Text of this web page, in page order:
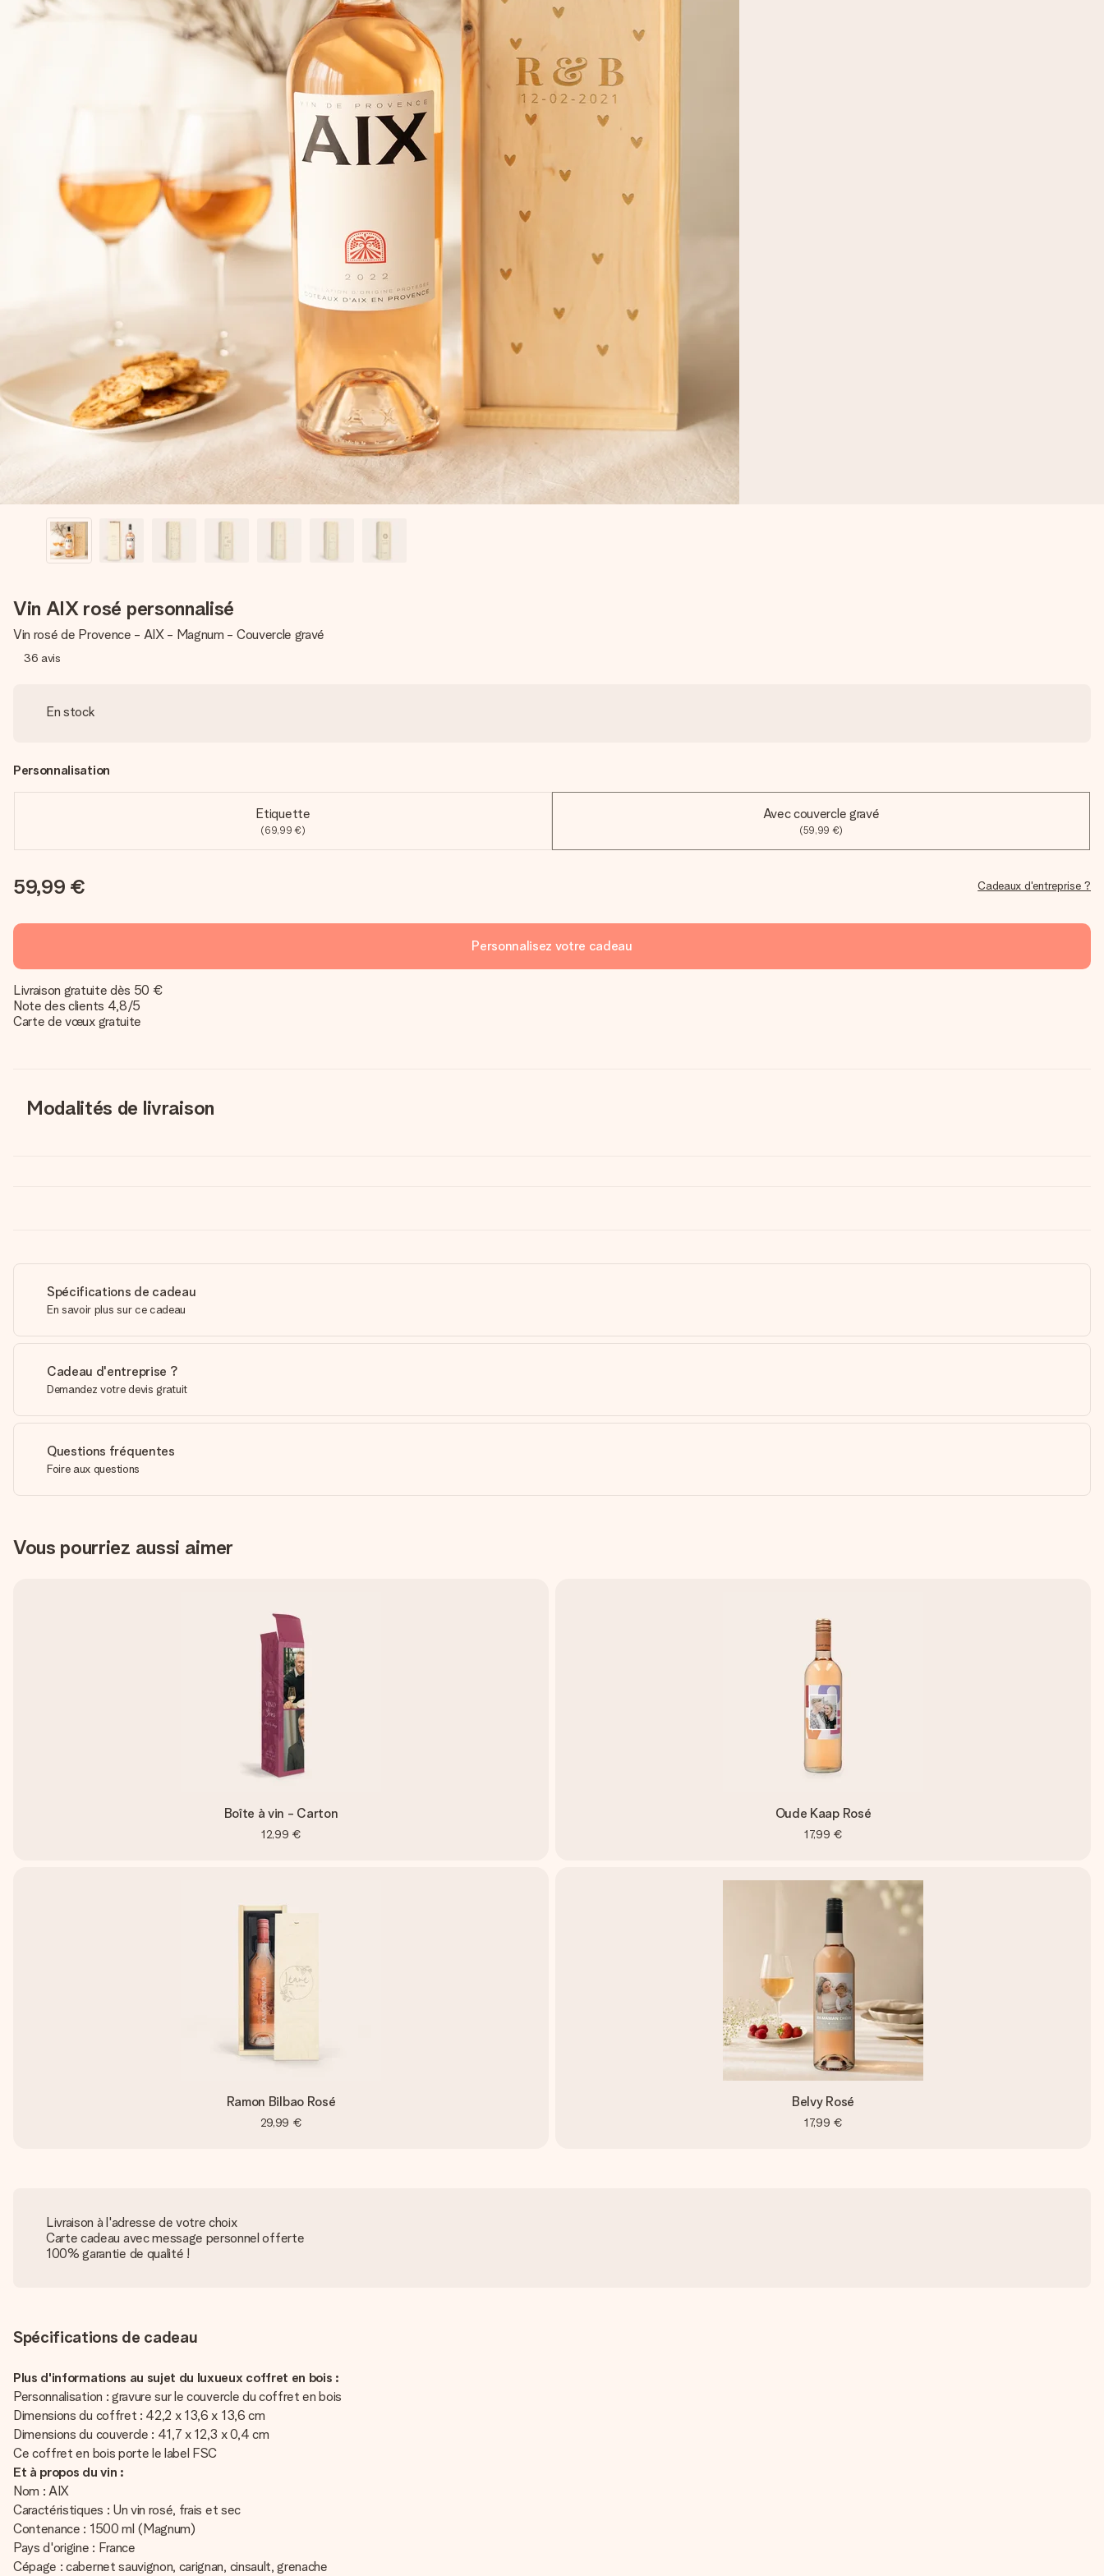
Vin AIX rosé personnalisé
Vin rosé de Provence - AIX - Magnum - Couvercle gravé
36 avis
En stock
Personnalisation
Etiquette
(69,99 €)
Avec couvercle gravé
(59,99 €)
59,99 € Cadeaux d'entreprise ?
Personnalisez votre cadeau
Livraison gratuite dès 50 €
Note des clients 4,8/5
Carte de vœux gratuite
Modalités de livraison
Spécifications de cadeau
En savoir plus sur ce cadeau
Cadeau d'entreprise ?
Demandez votre devis gratuit
Questions fréquentes
Foire aux questions
Vous pourriez aussi aimer
Boîte à vin - Carton
12,99 €
Oude Kaap Rosé
17,99 €
Ramon Bilbao Rosé
29,99 €
Belvy Rosé
17,99 €
Livraison à l'adresse de votre choix
Carte cadeau avec message personnel offerte
100% garantie de qualité !
Spécifications de cadeau
Plus d'informations au sujet du luxueux coffret en bois :
Personnalisation : gravure sur le couvercle du coffret en bois
Dimensions du coffret : 42,2 x 13,6 x 13,6 cm
Dimensions du couvercle : 41,7 x 12,3 x 0,4 cm
Ce coffret en bois porte le label FSC
Et à propos du vin :
Nom : AIX
Caractéristiques : Un vin rosé, frais et sec
Contenance : 1500 ml (Magnum)
Pays d'origine : France
Cépage : cabernet sauvignon, carignan, cinsault, grenache